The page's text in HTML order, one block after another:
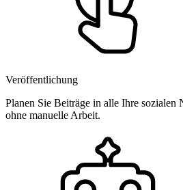
Veröffentlichung
Planen Sie Beiträge in alle Ihre sozialen
ohne manuelle Arbeit.